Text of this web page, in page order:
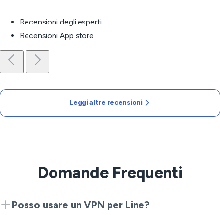
Recensioni degli esperti
Recensioni App store
Leggi altre recensioni
Domande Frequenti
Posso usare un VPN per Line?